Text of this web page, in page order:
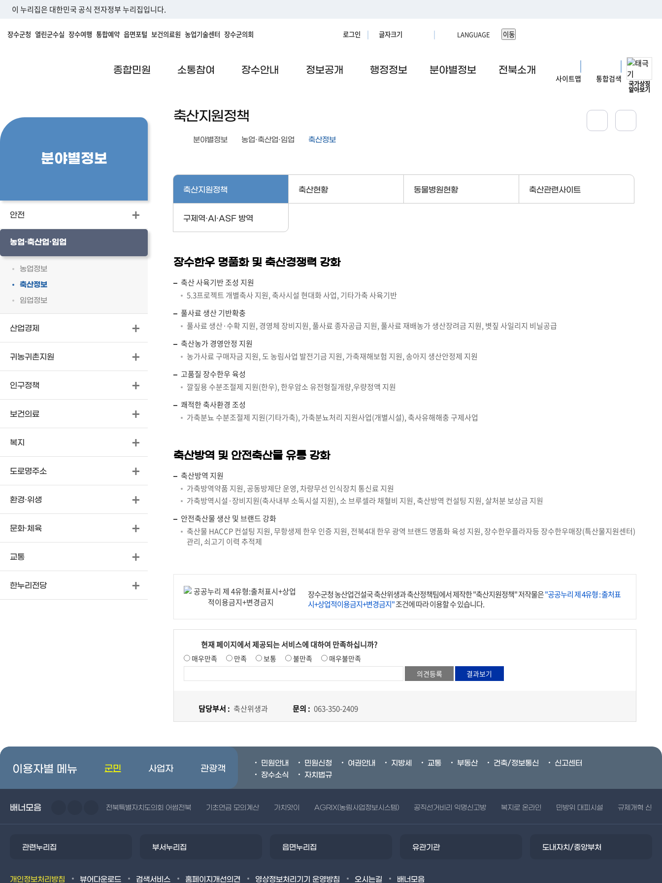
이 누리집은 대한민국 공식 전자정부 누리집입니다.
장수군청 열린군수실 장수여행 통합예약 읍면포털 보건의료원 농업기술센터 장수군의회 로그인 글자크기 이동
종합민원 소통참여 장수안내 정보공개 행정정보 분야별정보 전북소개
사이트맵 통합검색
국가상징
알아보기
분야별정보
안전
농업·축산업·임업
농업정보
축산정보
임업정보
산업경제
귀농귀촌지원
인구정책
보건의료
복지
도로명주소
환경·위생
문화·체육
교통
한누리전당
축산지원정책
분야별정보 농업·축산업·임업 축산정보
축산지원정책 축산현황 동물병원현황 축산관련사이트
구제역·AI·ASF 방역
장수한우 명품화 및 축산경쟁력 강화
축산 사육기반 조성 지원
5.3프로젝트 개별축사 지원, 축사시설 현대화 사업, 기타가축 사육기반
풀사료 생산 기반확충
풀사료 생산·수확 지원, 경영체 장비지원, 풀사료 종자공급 지원, 풀사료 재배농가 생산장려금 지원, 볏짚 사일리지 비닐공급
축산농가 경영안정 지원
농가사료 구매자금 지원, 도 농림사업 발전기금 지원, 가축재해보험 지원, 송아지 생산안정제 지원
고품질 장수한우 육성
깔짚용 수분조절제 지원(한우), 한우암소 유전형질개량,우량정액 지원
쾌적한 축사환경 조성
가축분뇨 수분조절제 지원(기타가축), 가축분뇨처리 지원사업(개별시설), 축사유해해충 구제사업
축산방역 및 안전축산물 유통 강화
축산방역 지원
가축방역약품 지원, 공동방제단 운영, 차량무선 인식장치 통신료 지원
가축방역시설·장비지원(축사내부 소독시설 지원), 소 브루셀라 채혈비 지원, 축산방역 컨설팅 지원, 살처분 보상금 지원
안전축산물 생산 및 브랜드 강화
축산물 HACCP 컨설팅 지원, 무항생제 한우 인증 지원, 전북4대 한우 광역 브랜드 명품화 육성 지원, 장수한우플라자등 장수한우매장(특산물지원센터)
관리, 쇠고기 이력 추적제
장수군청 농산업건설국 축산위생과 축산정책팀에서 제작한 "축산지원정책" 저작물은"공공누리 제 4유형 : 출처표
시+상업적이용금지+변경금지"조건에 따라 이용할 수 있습니다.
현재 페이지에서 제공되는 서비스에 대하여 만족하십니까?
매우만족 만족 보통 불만족 매우불만족
담당부서 : 축산위생과 문의 : 063-350-2409
이용자별 메뉴 군민 사업자 관광객
민원안내 민원신청 여권안내 지방세 교통 부동산 건축/정보통신
신고센터
장수소식
자치법규
배너모음 전북특별자치도의회 어썸전북 기초연금 모의계산 가치앗이 AGRIX(농림사업정보시스템) 공직선거비리 익명신고방 복지로 온라인 민방위 대피시설 규제개혁 신문
관련누리집 부서누리집 읍면누리집 유관기관 도내자치/중앙부처
개인정보처리방침 뷰어다운로드 검색서비스 홈페이지개선의견 영상정보처리기기 운영방침 오시는길 배너모음